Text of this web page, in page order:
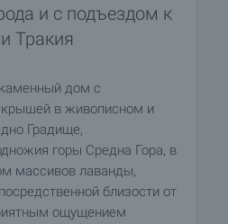
и с подъездом к
Тракия
дом с
крышей в живописном и
Градище,
горы Средна Гора, в
массивов лаванды,
близости от
ощущением